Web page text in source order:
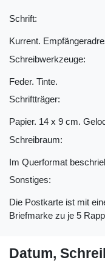
Schrift:
Kurrent.
Schreibwerkzeuge:
Feder. Tinte.
Schriftträger:
Papier. 14 x 9 cm.
Schreibraum:
Im Querformat
Sonstiges:
Die Postkarte ist mit
Briefmarke zu je 5
Datum,